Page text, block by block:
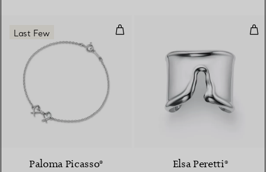
Loving Heart Armband mit zwei
Last Few
Paloma Picasso® Elsa Peretti®